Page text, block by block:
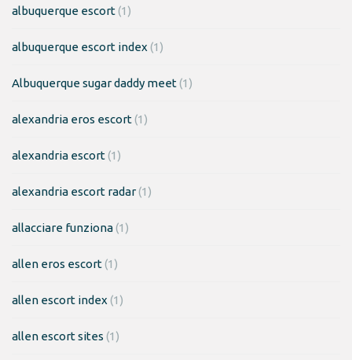
albuquerque escort(1)
albuquerque escort index (1)
Albuquerque sugar daddy meet(1)
alexandria eros escort(1)
alexandria escort(1)
alexandria escort radar(1)
allacciare funziona(1)
allen eros escort(1)
allen escort index (1)
allen escort sites (1)